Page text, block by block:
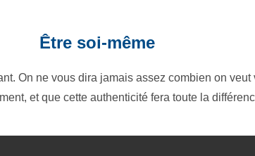
Être soi-même
On ne vous dira jamais assez combien on veut
et que cette authenticité fera toute la